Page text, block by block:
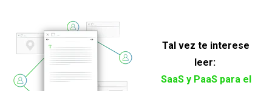
Tal vez te interese
leer:
SaaS y PaaS para el